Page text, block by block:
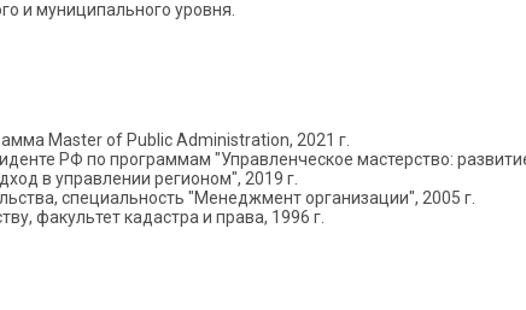
и муниципального уровня.
Master of Public Administration, 2021 г.
РФ по программам "Управленческое мастерство:
в управлении регионом", 2019 г.
специальность "Менеджмент организации", 2005 г.
факультет кадастра и права, 1996 г.